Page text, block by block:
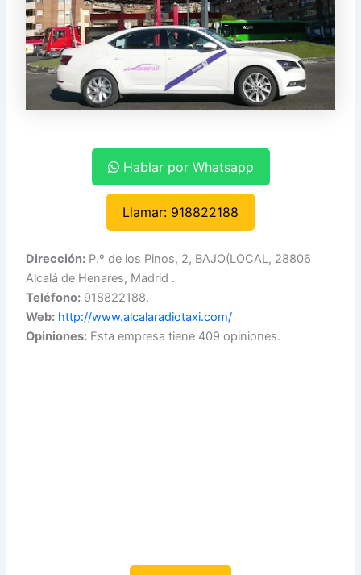
Hablar por Whatsapp
Llamar: 918822188
Dirección: P.º de los Pinos, 2, BAJO(LOCAL, 28806
Alcalá de Henares, Madrid .
Teléfono: 918822188.
Web: http://www.alcalaradiotaxi.com/
Opiniones: Esta empresa tiene 409 opiniones.